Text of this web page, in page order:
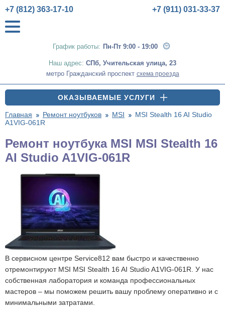
График работы: Пн-Пт 9:00 - 19:00
+7 (812) 363-17-10 +7 (911) 031-33-37
Наш адрес: СПб, Учительская улица, 23
метро Гражданский проспект схема проезда
ОКАЗЫВАЕМЫЕ УСЛУГИ
Главная Ремонт ноутбуков MSI
MSI Stealth 16 AI Studio
A1VIG-061R
Ремонт ноутбука MSI MSI Stealth 16
AI Studio A1VIG-061R
В сервисном центре Service812 вам быстро и качественно
отремонтируют MSI MSI Stealth 16 AI Studio A1VIG-061R. У нас
собственная лаборатория и команда профессиональных
мастеров – мы поможем решить вашу проблему оперативно и с
минимальными затратами.